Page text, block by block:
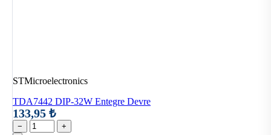
STMicroelectronics
TDA7442 DIP-32W Entegre Devre
133,95 ₺
− +